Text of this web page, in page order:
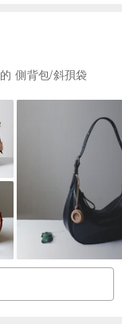
能會產生獨特的垂
能與標示尺寸產生
。不可使用洗衣機
側背包/斜孭袋